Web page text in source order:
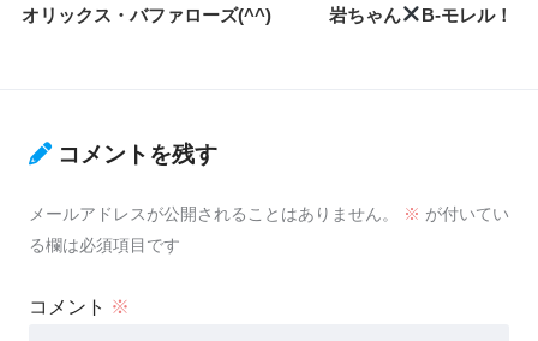
オリックス・バファローズ(^^) 岩ちゃん B-モレル！
コメントを残す
メールアドレスが公開されることはありません。 ※ が付いてい
る欄は必須項目です
コメント ※